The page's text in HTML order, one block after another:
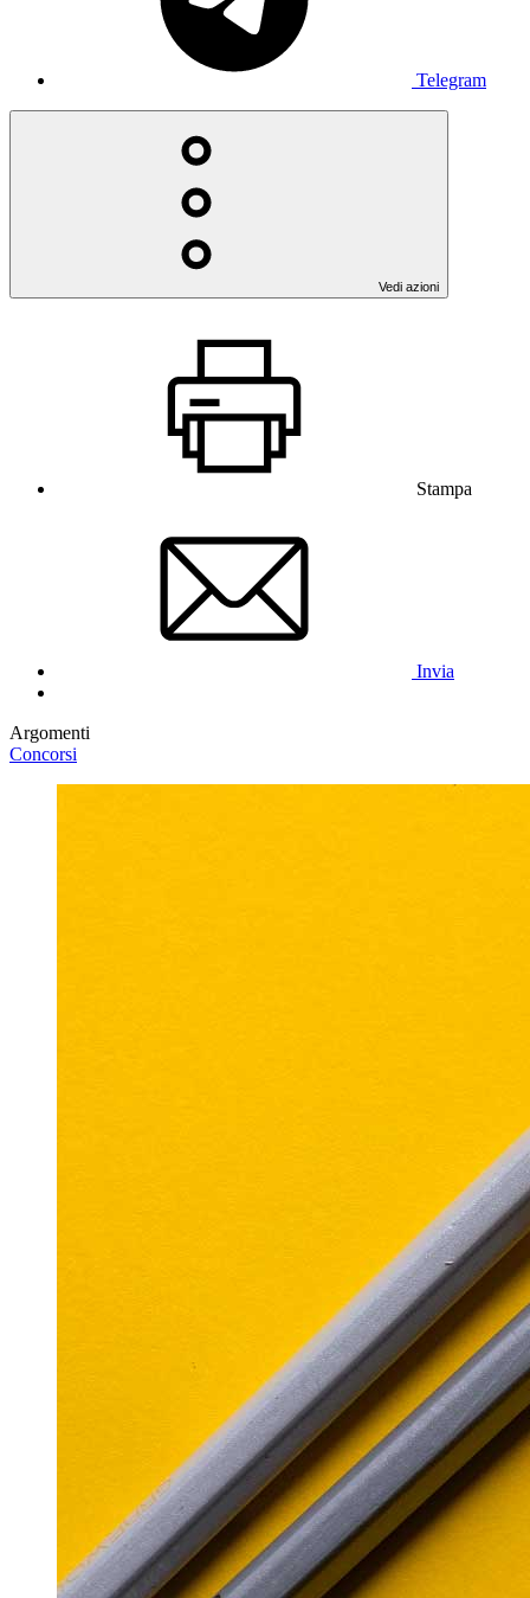
Telegram
Vedi azioni
Stampa
Invia
Argomenti
Concorsi